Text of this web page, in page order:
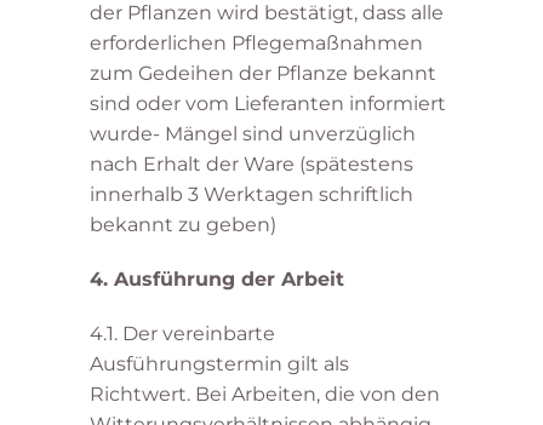
der Pflanzen wird bestätigt, dass alle
erforderlichen Pflegemaßnahmen
zum Gedeihen der Pflanze bekannt
sind oder vom Lieferanten informiert
wurde- Mängel sind unverzüglich
nach Erhalt der Ware (spätestens
innerhalb 3 Werktagen schriftlich
bekannt zu geben)
4. Ausführung der Arbeit
4.1. Der vereinbarte
Ausführungstermin gilt als
Richtwert. Bei Arbeiten, die von den